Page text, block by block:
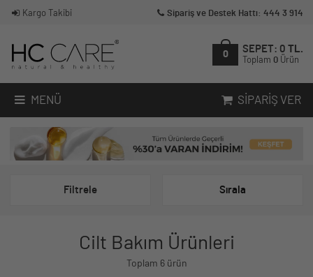
Kargo Takibi Sipariş ve Destek Hattı: 444 3 914
0
SEPET: 0 TL.
Toplam 0 Ürün
MENÜ SIPARIŞ VER
Filtrele Sırala
Cilt Bakım Ürünleri
Toplam 6 ürün